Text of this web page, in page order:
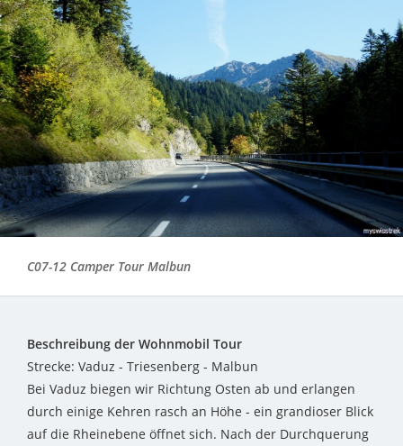
C07-12 Camper Tour Malbun
Beschreibung der Wohnmobil Tour
Strecke: Vaduz - Triesenberg - Malbun
Bei Vaduz biegen wir Richtung Osten ab und erlangen
durch einige Kehren rasch an Höhe - ein grandioser Blick
auf die Rheinebene öffnet sich. Nach der Durchquerung